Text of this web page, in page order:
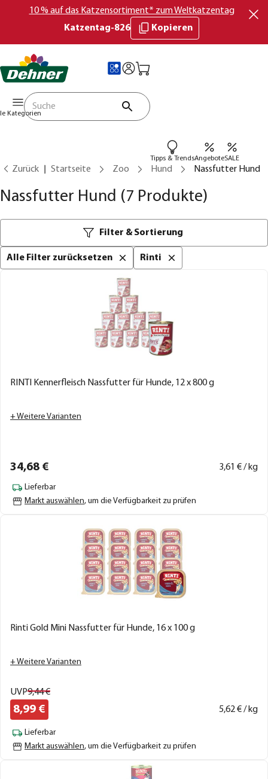
10 % auf das Katzensortiment* zum Weltkatzentag
Katzentag-826
Kopieren
Kategorien
Tipps & TrendsAngeboteSALE
Zurück Startseite Zoo Hund Nassfutter Hund
Nassfutter Hund (7 Produkte)
Filter & Sortierung
Alle Filter zurücksetzen Rinti
RINTI Kennerfleisch Nassfutter für Hunde, 12 x 800 g
+ Weitere Varianten
34,68 € 3,61 € / kg
Lieferbar
Markt auswählen, um die Verfügbarkeit zu prüfen
Rinti Gold Mini Nassfutter für Hunde, 16 x 100 g
+ Weitere Varianten
UVP9,44€
8,99 € 5,62€ / kg
Lieferbar
Markt auswählen, um die Verfügbarkeit zu prüfen